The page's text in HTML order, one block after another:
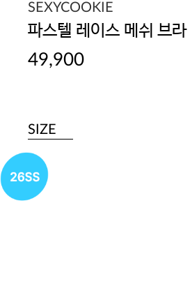
SEXYCOOKIE
파스텔 레이스 메쉬 브라
49,900
SIZE